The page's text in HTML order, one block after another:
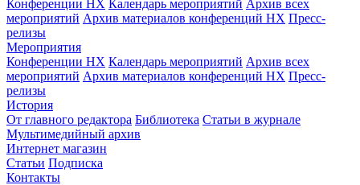
Конференции НХ Календарь мероприятий Архив всех
мероприятий Архив материалов конференций НХ Пресс-
релизы
Мероприятия
Конференции НХ Календарь мероприятий Архив всех
мероприятий Архив материалов конференций НХ Пресс-
релизы
История
От главного редактора Библиотека Статьи в журнале
Мультимедийный архив
Интернет магазин
Статьи Подписка
Контакты